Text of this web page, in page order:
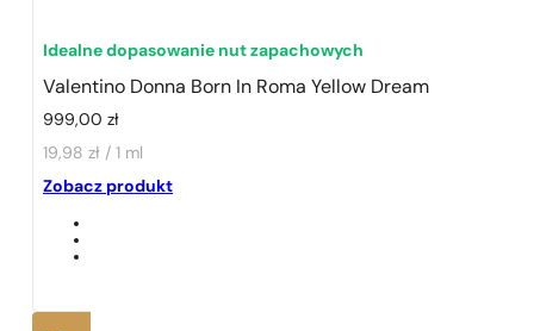
1 - 3 szt.
Idealne dopasowanie nut zapachowych
Valentino Donna Born In Roma Yellow Dream
999,00zł
19,98 zł / 1 ml
Zobacz produkt